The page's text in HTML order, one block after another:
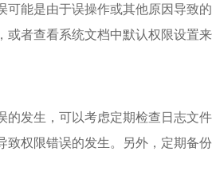
可能是由于误操作或其他原因导致
或者查看系统文档中默认权限设置来
的发生，可以考虑定期检查日志文
致权限错误的发生。另外，定期备